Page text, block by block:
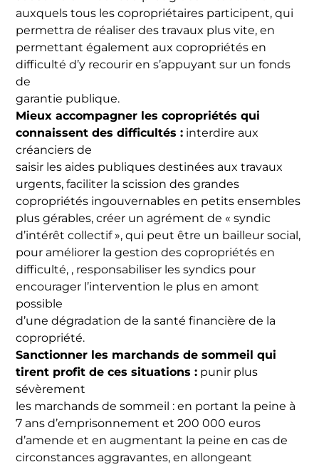
auxquels tous les copropriétaires participent, qui
permettra de réaliser des travaux plus vite, en
permettant également aux copropriétés en
difficulté d’y recourir en s’appuyant sur un fonds
de
garantie publique.
Mieux accompagner les copropriétés qui
connaissent des difficultés : interdire aux
créanciers de
saisir les aides publiques destinées aux travaux
urgents, faciliter la scission des grandes
copropriétés ingouvernables en petits ensembles
plus gérables, créer un agrément de « syndic
d’intérêt collectif », qui peut être un bailleur social,
pour améliorer la gestion des copropriétés en
difficulté, , responsabiliser les syndics pour
encourager l’intervention le plus en amont
possible
d’une dégradation de la santé financière de la
copropriété.
Sanctionner les marchands de sommeil qui
tirent profit de ces situations : punir plus
sévèrement
les marchands de sommeil : en portant la peine à
7 ans d’emprisonnement et 200 000 euros
d’amende et en augmentant la peine en cas de
circonstances aggravantes, en allongeant